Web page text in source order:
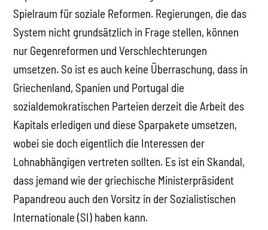
Spielraum für soziale Reformen. Regierungen, die das
System nicht grundsätzlich in Frage stellen, können
nur Gegenreformen und Verschlechterungen
umsetzen. So ist es auch keine Überraschung, dass in
Griechenland, Spanien und Portugal die
sozialdemokratischen Parteien derzeit die Arbeit des
Kapitals erledigen und diese Sparpakete umsetzen,
wobei sie doch eigentlich die Interessen der
Lohnabhängigen vertreten sollten. Es ist ein Skandal,
dass jemand wie der griechische Ministerpräsident
Papandreou auch den Vorsitz in der Sozialistischen
Internationale (SI) haben kann.